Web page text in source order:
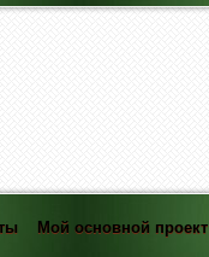
Мой основной проект